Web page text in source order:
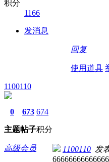
积分
1166
发消息
回复
使用道具
1100110
0
主题
673
帖子
674
积分
高级会员 1100110 发